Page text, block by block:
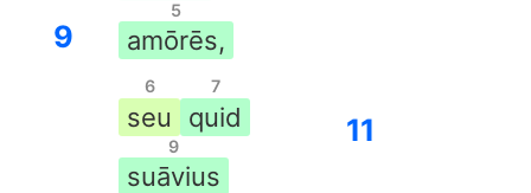
9
5
amōrēs,
6
seu
7
quid
9
suāvius
11